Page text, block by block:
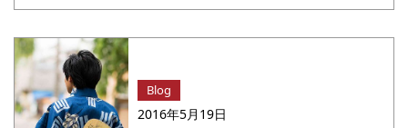
Blog
2016年5月19日